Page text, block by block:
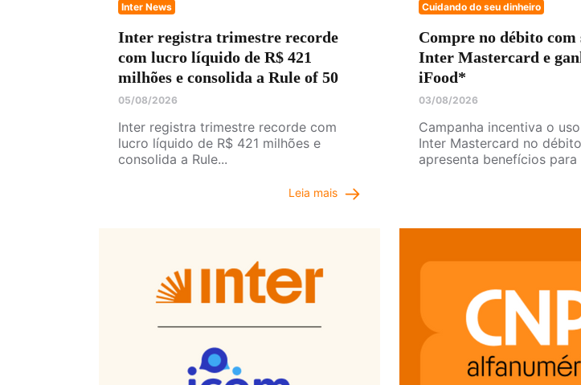
Inter News
Inter registra trimestre recorde
com lucro líquido de R$ 421
milhões e consolida a Rule of 50
05/08/2026
Inter registra trimestre recorde com
lucro líquido de R$ 421 milhões e
consolida a Rule...
Leia mais
Cuidando do seu dinheiro
Compre no débito com
Inter Mastercard e
iFood*
03/08/2026
Campanha incentiva o
Inter Mastercard no
apresenta benefícios para